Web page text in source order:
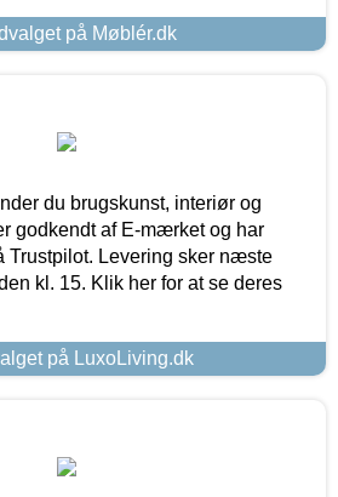
på Møblér.dk
du brugskunst, interiør og
godkendt af E-mærket og har
Trustpilot. Levering sker næste
kl. 15. Klik her for at se deres
på LuxoLiving.dk